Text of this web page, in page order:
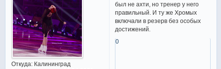
Откуда:Калининград
был не ахти, но тренер у него
правильный. И ту же Хромых
включали в резерв без особых
достижений.
0